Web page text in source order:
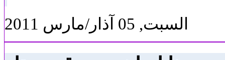
السبت, 05 آذار/مارس 2011